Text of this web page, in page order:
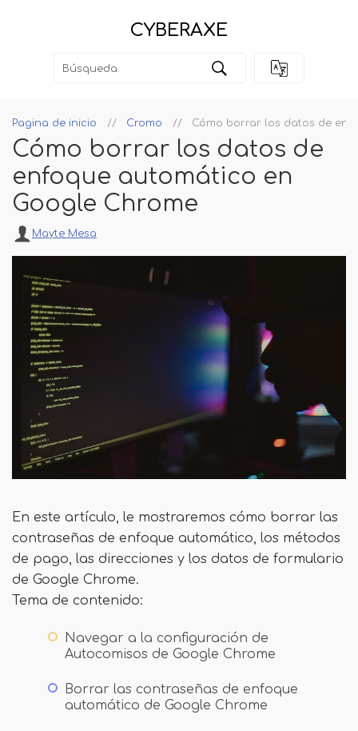
CYBERAXE
Pagina de inicio Cromo Cómo borrar los datos de
Cómo borrar los datos de
enfoque automático en
Google Chrome
Mayte Mesa
En este artículo, le mostraremos cómo borrar las
contraseñas de enfoque automático, los métodos
de pago, las direcciones y los datos de formulario
de Google Chrome.
Tema de contenido:
Navegar a la configuración de
Autocomisos de Google Chrome
Borrar las contraseñas de enfoque
automático de Google Chrome